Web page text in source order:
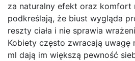
za naturalny efekt oraz komfort
podkreślają, że biust wygląda
reszty ciała i nie sprawia
Kobiety często zwracają uwagę
ml dają im większą pewność